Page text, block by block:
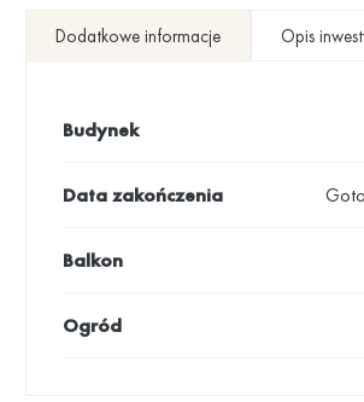
Dodatkowe informacje Opis
Budynek
Data zakończenia
Balkon
Ogród